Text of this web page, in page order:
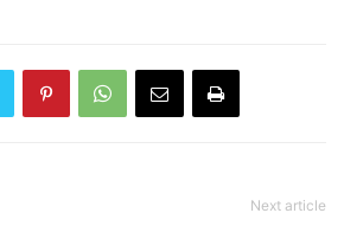
Next article